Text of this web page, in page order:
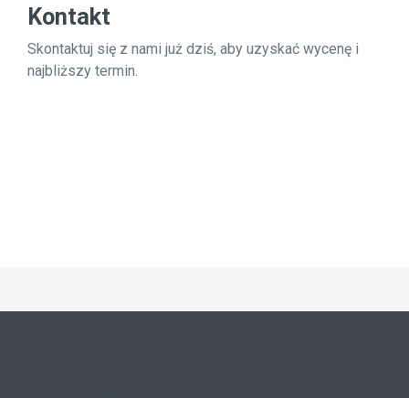
Kontakt
Skontaktuj się z nami już dziś, aby uzyskać wycenę i
najbliższy termin.